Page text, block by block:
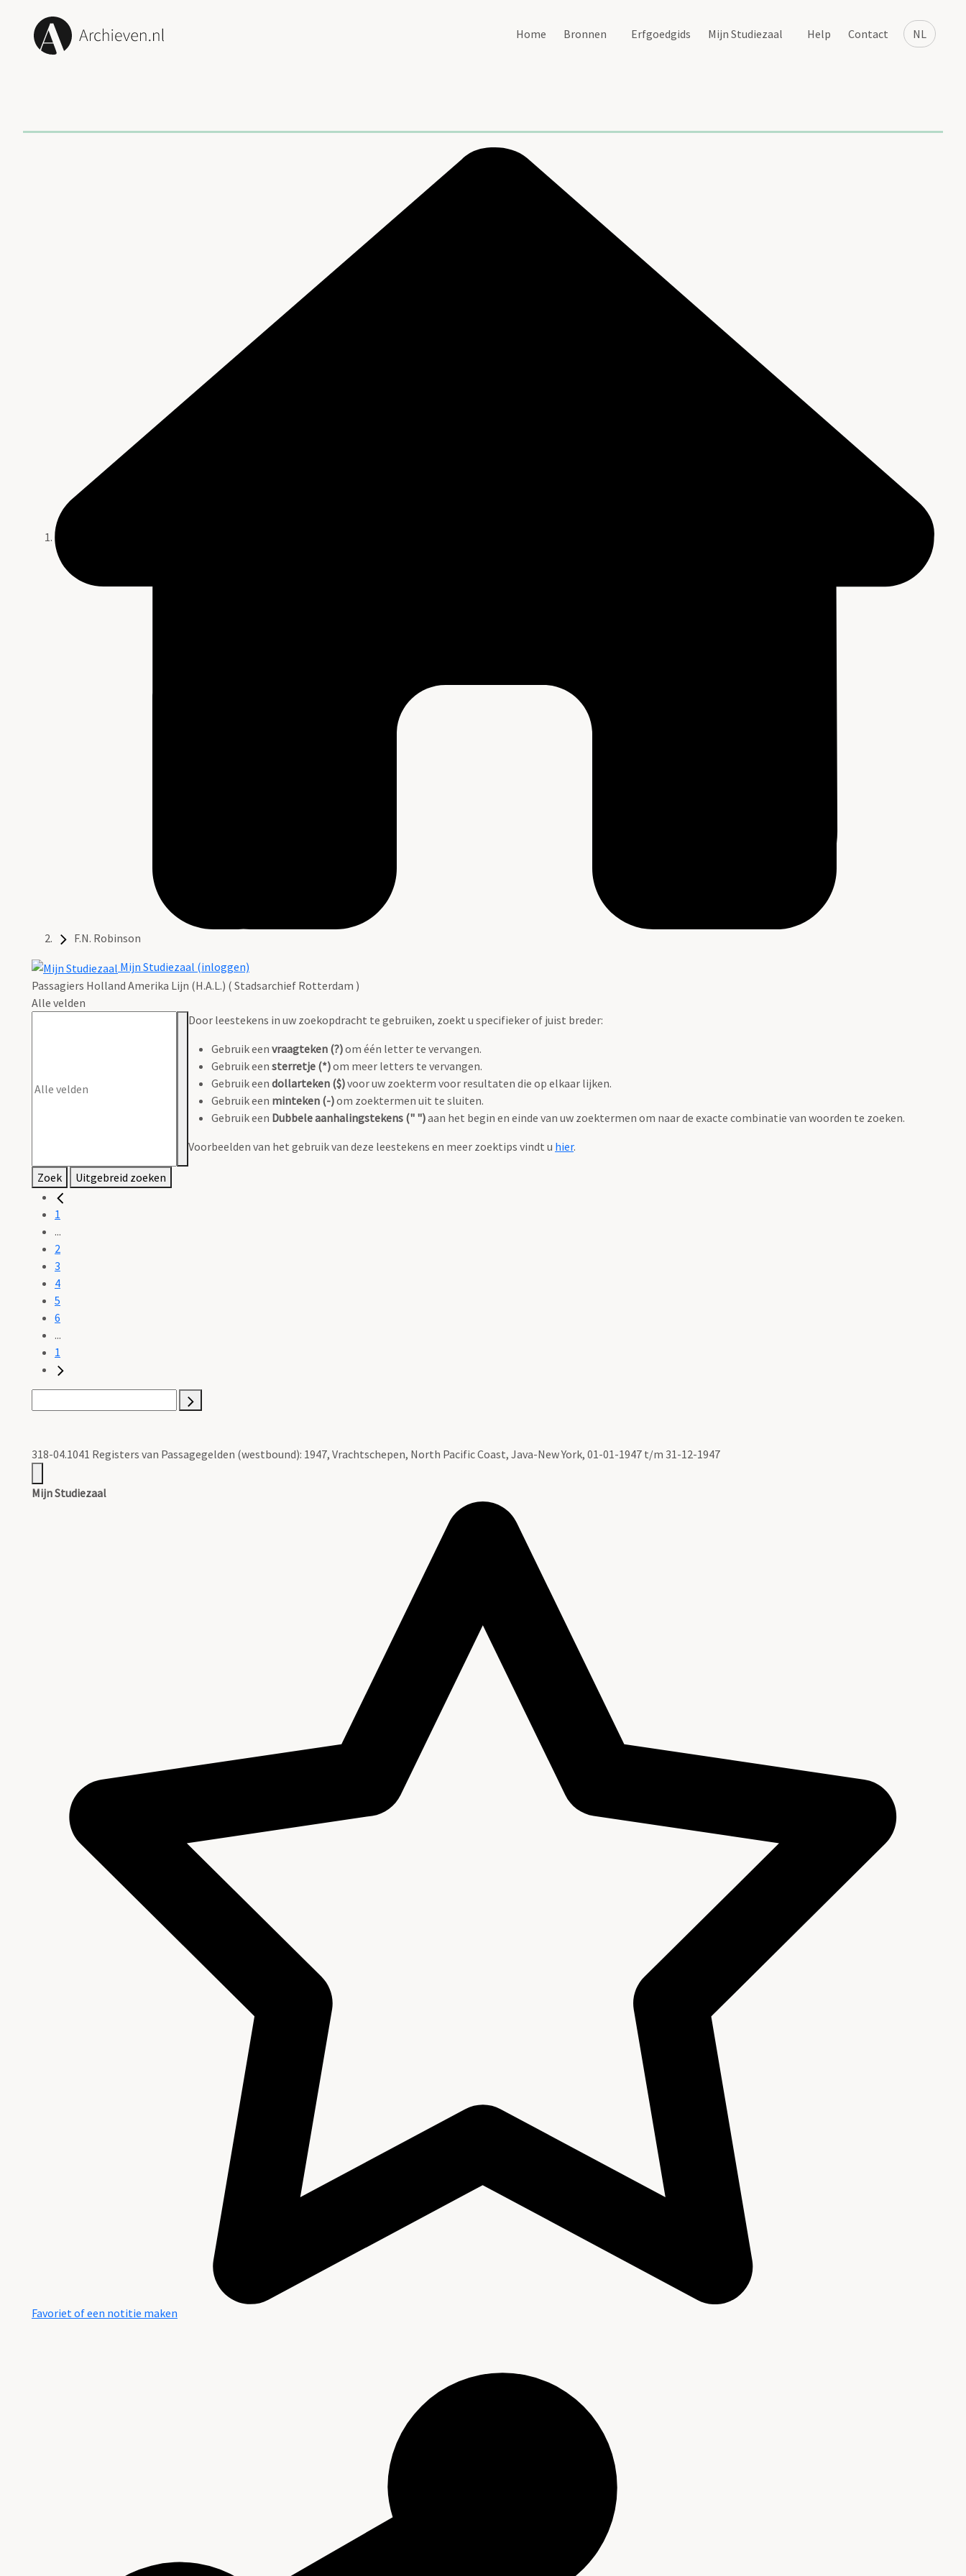
NL
Home Bronnen Erfgoedgids Mijn Studiezaal Help Contact
F.N. Robinson
Mijn Studiezaal (inloggen)
Passagiers Holland Amerika Lijn (H.A.L.) ( Stadsarchief Rotterdam )
Alle velden
Door leestekens in uw zoekopdracht te gebruiken, zoekt u specifieker of juist breder:
Gebruik een vraagteken (?)om één letter te vervangen.
Gebruik een sterretje (*)om meer letters te vervangen.
Gebruik een dollarteken ($)voor uw zoekterm voor resultaten die op elkaar lijken.
Gebruik een minteken (-)om zoektermen uit te sluiten.
Gebruik een Dubbele aanhalingstekens (" ")aan het begin en einde van uw zoektermen om naar de exacte combinatie van woorden te zoeken.
Voorbeelden van het gebruik van deze leestekens en meer zoektips vindt u hier.
Zoek Uitgebreid zoeken
1
...
2
3
4
5
6
...
1
318-04.1041 Registers van Passagegelden (westbound): 1947, Vrachtschepen, North Pacific Coast, Java-New York, 01-01-1947 t/m 31-12-1947
Mijn Studiezaal
Favoriet of een notitie maken